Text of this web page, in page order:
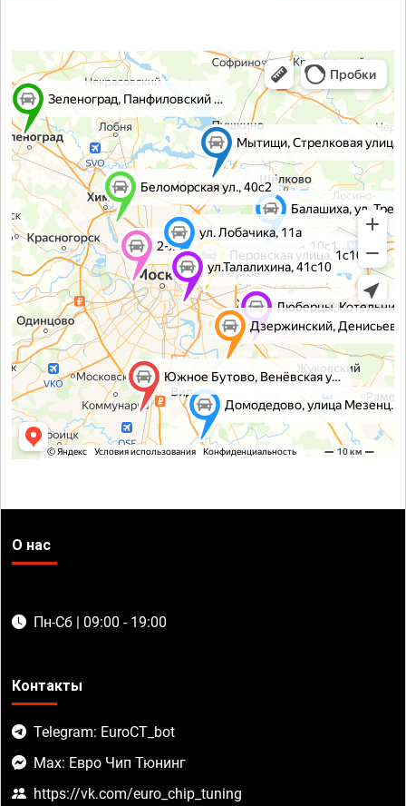
О нас
Пн-Сб | 09:00 - 19:00
Контакты
Telegram: EuroCT_bot
Max: Евро Чип Тюнинг
https://vk.com/euro_chip_tuning